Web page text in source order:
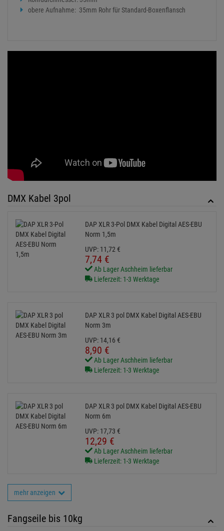
obere Aufnahme: 35mm Rohr für Standard-Boxenflansch
DMX Kabel 3pol
DAP XLR 3-Pol DMX Kabel Digital AES-EBU
Norm 1,5m
UVP: 11,72 €
7,74 €
Ab Lager Aschheim lieferbar
Lieferzeit: 1-3 Werktage
DAP XLR 3 pol DMX Kabel Digital AES-EBU
Norm 3m
UVP: 14,16 €
8,90 €
Ab Lager Aschheim lieferbar
Lieferzeit: 1-3 Werktage
DAP XLR 3 pol DMX Kabel Digital AES-EBU
Norm 6m
UVP: 17,73 €
12,29 €
Ab Lager Aschheim lieferbar
Lieferzeit: 1-3 Werktage
mehr anzeigen
Fangseile bis 10kg